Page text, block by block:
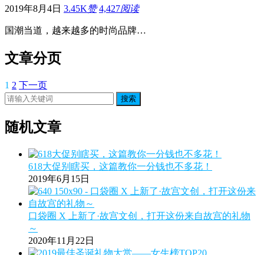
2019年8月4日 3.45K赞 4,427阅读
国潮当道，越来越多的时尚品牌…
文章分页
1 2 下一页
搜索
随机文章
618大促别瞎买，这篇教你一分钱也不多花！
2019年6月15日
口袋圈 X 上新了·故宫文创，打开这份来自故宫的礼物
～
2020年11月22日